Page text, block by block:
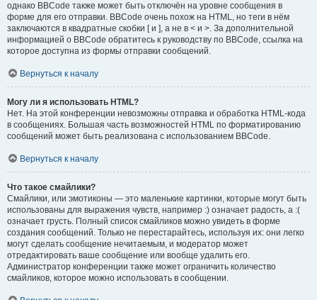
однако BBCode также может быть отключён на уровне сообщения в
форме для его отправки. BBCode очень похож на HTML, но теги в нём
заключаются в квадратные скобки [ и ], а не в < и >. За дополнительной
информацией о BBCode обратитесь к руководству по BBCode, ссылка на
которое доступна из формы отправки сообщений.
Вернуться к началу
Могу ли я использовать HTML?
Нет. На этой конференции невозможны отправка и обработка HTML-кода
в сообщениях. Большая часть возможностей HTML по форматированию
сообщений может быть реализована с использованием BBCode.
Вернуться к началу
Что такое смайлики?
Смайлики, или эмотиконы — это маленькие картинки, которые могут быть
использованы для выражения чувств, например :) означает радость, а :(
означает грусть. Полный список смайликов можно увидеть в форме
создания сообщений. Только не перестарайтесь, используя их: они легко
могут сделать сообщение нечитаемым, и модератор может
отредактировать ваше сообщение или вообще удалить его.
Администратор конференции также может ограничить количество
смайликов, которое можно использовать в сообщении.